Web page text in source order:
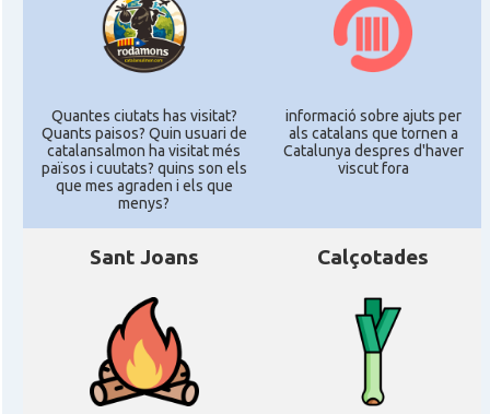
Quantes ciutats has visitat?
Quants paisos? Quin usuari de
catalansalmon ha visitat més
països i cuutats? quins son els
que mes agraden i els que
menys?
informació sobre ajuts per
als catalans que tornen a
Catalunya despres d'haver
viscut fora
Sant Joans Calçotades